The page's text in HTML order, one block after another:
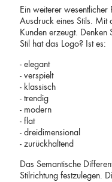
Ein weiterer wesentlicher
Ausdruck eines Stils. Mit
Kunden erzeugt.
Stil hat das Logo? Ist es:
- elegant
- verspielt
- klassisch
- trendig
- modern
- flat
- dreidimensional
- zurückhaltend
Das Semantische
Stilrichtung festzulegen.